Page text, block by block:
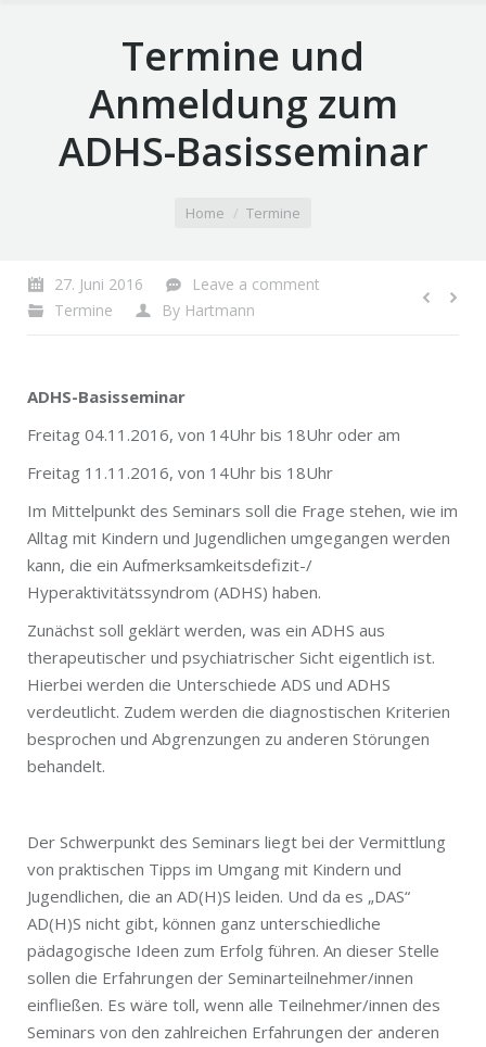
Termine und
Anmeldung zum
ADHS-Basisseminar
Home Termine
27. Juni 2016
Leave a comment
Termine
By Hartmann
ADHS-Basisseminar
Freitag 04.11.2016, von 14Uhr bis 18Uhr oder am
Freitag 11.11.2016, von 14Uhr bis 18Uhr
Im Mittelpunkt des Seminars soll die Frage stehen, wie im
Alltag mit Kindern und Jugendlichen umgegangen werden
kann, die ein Aufmerksamkeitsdefizit-/
Hyperaktivitätssyndrom (ADHS) haben.
Zunächst soll geklärt werden, was ein ADHS aus
therapeutischer und psychiatrischer Sicht eigentlich ist.
Hierbei werden die Unterschiede ADS und ADHS
verdeutlicht. Zudem werden die diagnostischen Kriterien
besprochen und Abgrenzungen zu anderen Störungen
behandelt.
Der Schwerpunkt des Seminars liegt bei der Vermittlung
von praktischen Tipps im Umgang mit Kindern und
Jugendlichen, die an AD(H)S leiden. Und da es „DAS“
AD(H)S nicht gibt, können ganz unterschiedliche
pädagogische Ideen zum Erfolg führen. An dieser Stelle
sollen die Erfahrungen der Seminarteilnehmer/innen
einfließen. Es wäre toll, wenn alle Teilnehmer/innen des
Seminars von den zahlreichen Erfahrungen der anderen